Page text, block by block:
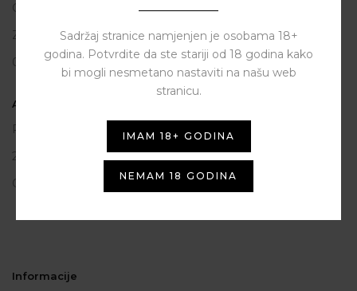
City Gallery
Zadar
098 163 2222
ASSIST HUB d.o.o.
Put vrljuge 13
23206 Sukošan
OIB: 80250945864
Informacije
Sadržaj stranice namjenjen je osobama 18+
godina. Potvrdite da ste stariji od 18 godina kako
bi mogli nesmetano nastaviti na našu web
stranicu.
IMAM 18+ GODINA
NEMAM 18 GODINA